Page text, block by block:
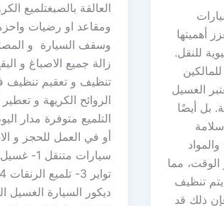
أهميتها
للنقل.
الغسيل
بل أيضًا
مما
تنظيف
ذلك قد
العالقة بالصبغتلميع
ومقاعد او رضيات
وسقف السيارة و
زالة جميع الاصباغ و
تنظيف و تعقيم تنظيف
الروائح الكريهة و
التلميع متوفرة مدار